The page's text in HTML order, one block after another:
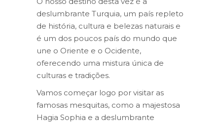
deslumbrante Turquia, um país repleto
de história, cultura e belezas naturais e
é um dos poucos país do mundo que
une o Oriente e o Ocidente,
oferecendo uma mistura única de
culturas e tradições.
Vamos começar logo por visitar as
famosas mesquitas, como a majestosa
Hagia Sophia e a deslumbrante